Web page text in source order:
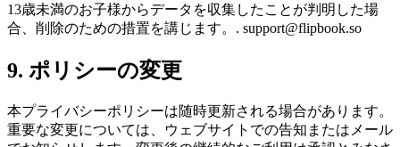
13歳未満のお子様からデータを収集したことが判明した場
合、削除のための措置を講じます。. support@flipbook.so
9. ポリシーの変更
本プライバシーポリシーは随時更新される場合があります。
重要な変更については、ウェブサイトでの告知またはメール